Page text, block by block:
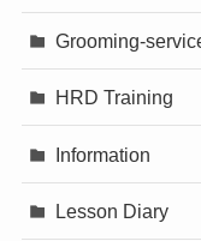
Grooming-
HRD Training
Information
Lesson Diary